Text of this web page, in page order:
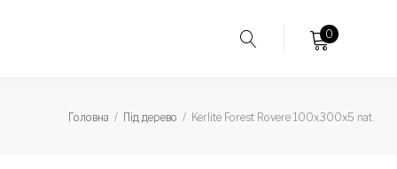
0
Головна / Під дерево / Kerlite Forest Rovere 100x300x5 nat.